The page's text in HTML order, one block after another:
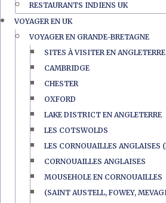
RESTAURANTS INDIENS UK
VOYAGER EN UK
VOYAGER EN GRANDE-BRETAGNE
SITES À VISITER EN ANGLETERRE
CAMBRIDGE
CHESTER
OXFORD
LAKE DISTRICT EN ANGLETERRE
LES COTSWOLDS
LES CORNOUAILLES
CORNOUAILLES ANGLAISES
MOUSEHOLE EN CORNOUAILLES
(SAINT AUSTELL, FOWEY,